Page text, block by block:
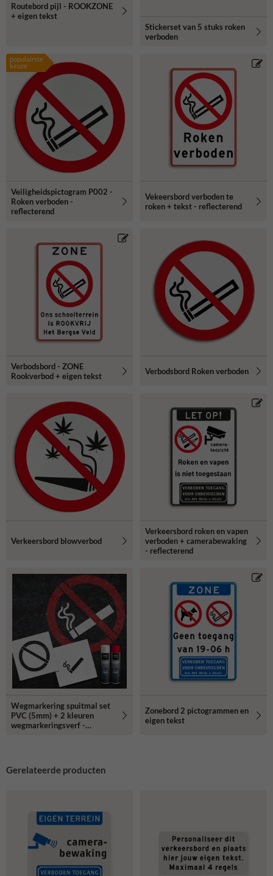
Routebord pijl - ROOKZONE
+ eigen tekst
Stickerset van 5 stuks roken
verboden
populairste
keuze
Veiligheidspictogram P002 -
Roken verboden -
reflecterend
Vekeersbord verboden te
roken + tekst - reflecterend
Verbodsbord - ZONE
Rookverbod + eigen tekst
Verbodsbord Roken verboden
Verkeersbord blowverbod
Verkeersbord roken en vapen
verboden + camerabewaking
- reflecterend
Wegmarkering spuitmal set
PVC (5mm) + 2 kleuren
wegmarkeringsverf -
Zonebord 2 pictogrammen en
eigen tekst
Gerelateerde producten